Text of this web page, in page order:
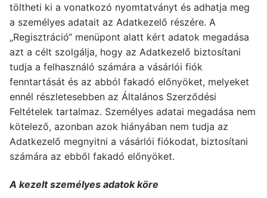
töltheti ki a vonatkozó nyomtatványt és adhatja meg
a személyes adatait az Adatkezelő részére. A
„Regisztráció“ menüpont alatt kért adatok megadása
azt a célt szolgálja, hogy az Adatkezelő biztosítani
tudja a felhasználó számára a vásárlói fiók
fenntartását és az abból fakadó előnyöket, melyeket
ennél részletesebben az Általános Szerződési
Feltételek tartalmaz. Személyes adatai megadása nem
kötelező, azonban azok hiányában nem tudja az
Adatkezelő megnyitni a vásárlói fiókodat, biztosítani
számára az ebből fakadó előnyöket.
A kezelt személyes adatok köre